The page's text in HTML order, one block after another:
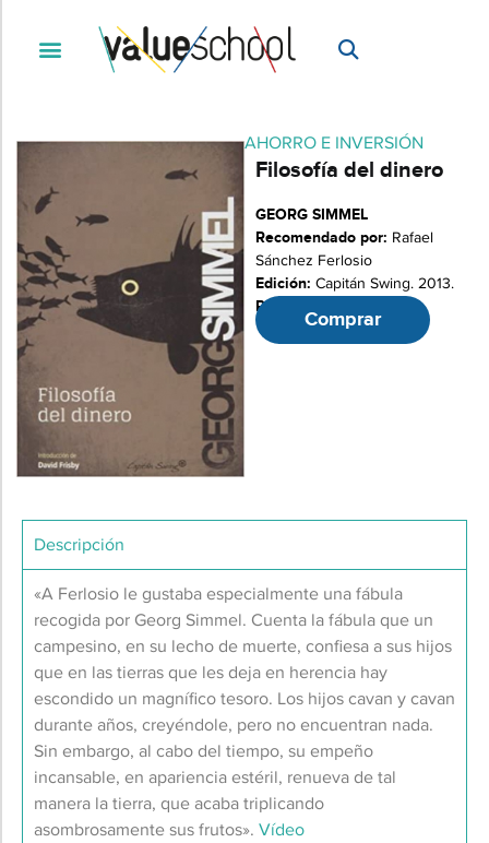
AHORRO E INVERSIÓN
Filosofía del dinero
GEORG SIMMEL
Recomendado por: Rafael
Sánchez Ferlosio
Edición: Capitán Swing. 2013.
Páginas:Comprar
Descripción
«A Ferlosio le gustaba especialmente una fábula
recogida por Georg Simmel. Cuenta la fábula que un
campesino, en su lecho de muerte, confiesa a sus hijos
que en las tierras que les deja en herencia hay
escondido un magnífico tesoro. Los hijos cavan y cavan
durante años, creyéndole, pero no encuentran nada.
Sin embargo, al cabo del tiempo, su empeño
incansable, en apariencia estéril, renueva de tal
manera la tierra, que acaba triplicando
asombrosamente sus frutos». Vídeo